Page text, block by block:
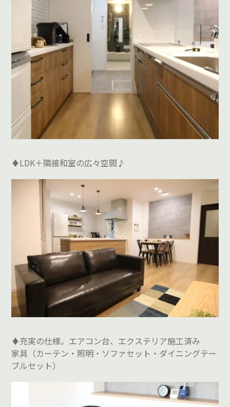
♦LDK＋隣接和室の広々空間♪
♦充実の仕様。エアコン台、エクステリア施工済み
家具（カーテン・照明・ソファセット・ダイニングテー
ブルセット）